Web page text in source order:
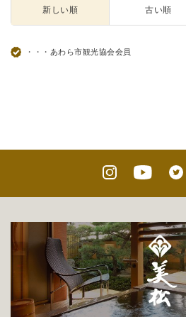
新しい順 古い順
・・・あわら市観光協会会員